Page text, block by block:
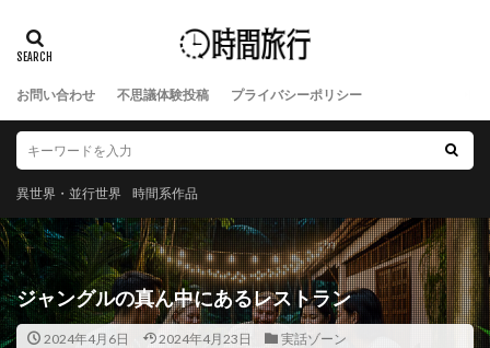
お問い合わせ 不思議体験投稿 プライバシーポリシー
異世界・並行世界 時間系作品
ジャングルの真ん中にあるレストラン
2024年4月6日 2024年4月23日
実話ゾーン